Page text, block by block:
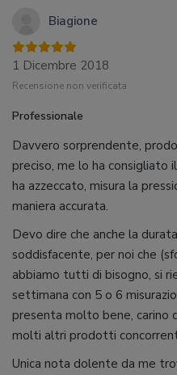
Biagione
1 Dicembre 2018
Recensione non verificata
Professionale
Davvero sorprendente,
preciso, me lo ha consigliato
ha azzeccato, misura la
maniera accurata.
Devo dire che anche la
soddisfacente, per noi che
abbiamo tutti di bisogno, si
settimana con 5 o 6
presenta molto bene, carino
molti altri prodotti
Unica nota dolente da me